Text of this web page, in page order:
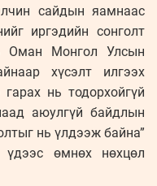
сайдын яамнаас
иргэдийн сонголт
Оман Монгол Улсын
хүсэлт илгээх
нь тодорхойгүй
аюулгүй байдлын
нь үлдээж байна”
өмнөх нөхцөл